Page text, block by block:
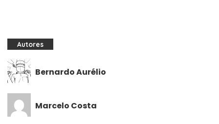
Autores
Bernardo Aurélio
Marcelo Costa